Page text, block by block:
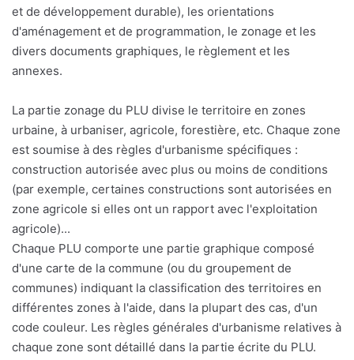
et de développement durable), les orientations
d'aménagement et de programmation, le zonage et les
divers documents graphiques, le règlement et les
annexes.
La partie zonage du PLU divise le territoire en zones
urbaine, à urbaniser, agricole, forestière, etc. Chaque zone
est soumise à des règles d'urbanisme spécifiques :
construction autorisée avec plus ou moins de conditions
(par exemple, certaines constructions sont autorisées en
zone agricole si elles ont un rapport avec l'exploitation
agricole)...
Chaque PLU comporte une partie graphique composé
d'une carte de la commune (ou du groupement de
communes) indiquant la classification des territoires en
différentes zones à l'aide, dans la plupart des cas, d'un
code couleur. Les règles générales d'urbanisme relatives à
chaque zone sont détaillé dans la partie écrite du PLU.